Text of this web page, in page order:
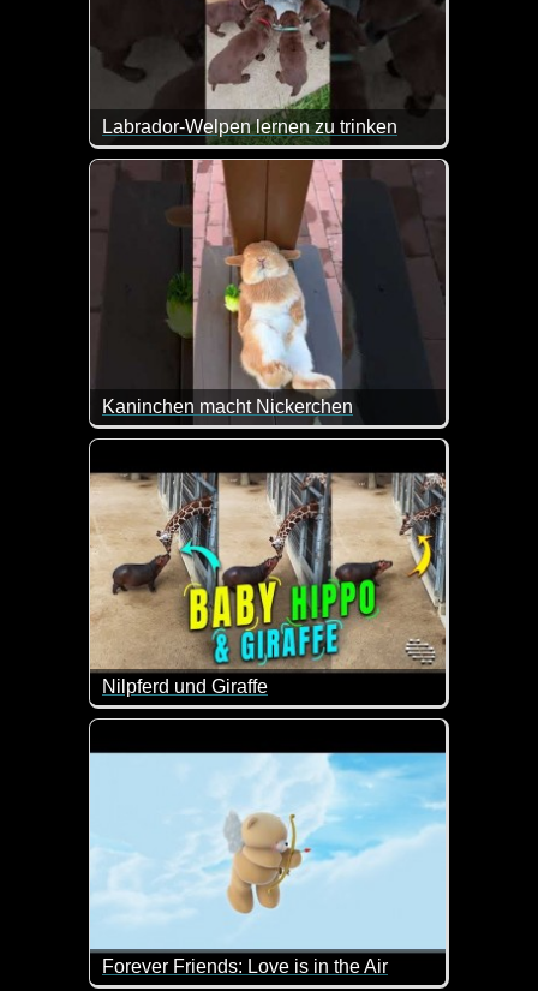
Labrador-Welpen lernen zu trinken
Sind diese Welpen nicht zuckersüß?
Kaninchen macht Nickerchen
Das sieht doch mal gemütlich aus...
Nilpferd und Giraffe
Das ist doch nett wie das kleine Nilpferd mal
Forever Friends: Love is in the Air